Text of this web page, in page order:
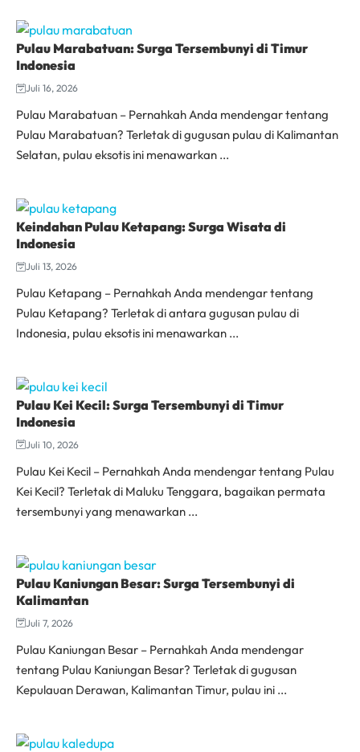
Pulau Marabatuan: Surga Tersembunyi di Timur
Indonesia
Juli 16, 2026
Pulau Marabatuan – Pernahkah Anda mendengar tentang
Pulau Marabatuan? Terletak di gugusan pulau di Kalimantan
Selatan, pulau eksotis ini menawarkan ...
Keindahan Pulau Ketapang: Surga Wisata di
Indonesia
Juli 13, 2026
Pulau Ketapang – Pernahkah Anda mendengar tentang
Pulau Ketapang? Terletak di antara gugusan pulau di
Indonesia, pulau eksotis ini menawarkan ...
Pulau Kei Kecil: Surga Tersembunyi di Timur
Indonesia
Juli 10, 2026
Pulau Kei Kecil – Pernahkah Anda mendengar tentang Pulau
Kei Kecil? Terletak di Maluku Tenggara, bagaikan permata
tersembunyi yang menawarkan ...
Pulau Kaniungan Besar: Surga Tersembunyi di
Kalimantan
Juli 7, 2026
Pulau Kaniungan Besar – Pernahkah Anda mendengar
tentang Pulau Kaniungan Besar? Terletak di gugusan
Kepulauan Derawan, Kalimantan Timur, pulau ini ...